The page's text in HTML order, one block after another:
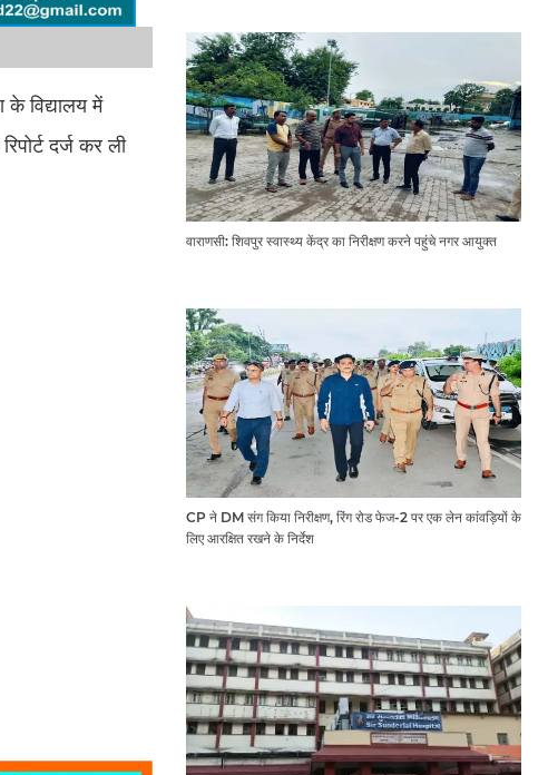
के विद्यालय में
दर्ज कर ली
वाराणसी: शिवपुर स्वास्थ्य केंद्र का निरीक्षण करने पहुंचे नगर आयुक्त
CP ने DM संग किया निरीक्षण, रिंग रोड फेज-2 पर एक लेन कांवड़ियों के
लिए आरक्षित रखने के निर्देश